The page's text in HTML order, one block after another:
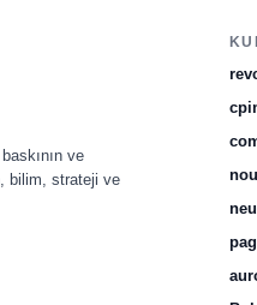
ve
bilim, strateji ve